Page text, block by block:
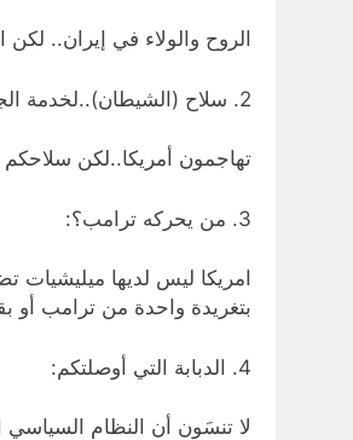
الروح والولاء في إيران..
2. سلاح (الشيطان)..لخدمة الجار:
تهاجمون أمريكا..لكن سلاحكم
3. من يحركه ترامب؟:
امريكا ليس لديها ميليشيات
بتغريدة واحدة من ترامب أو
4. الدبابة التي أوصلتكم:
لا تنسَون أن النظام السياسي الذي